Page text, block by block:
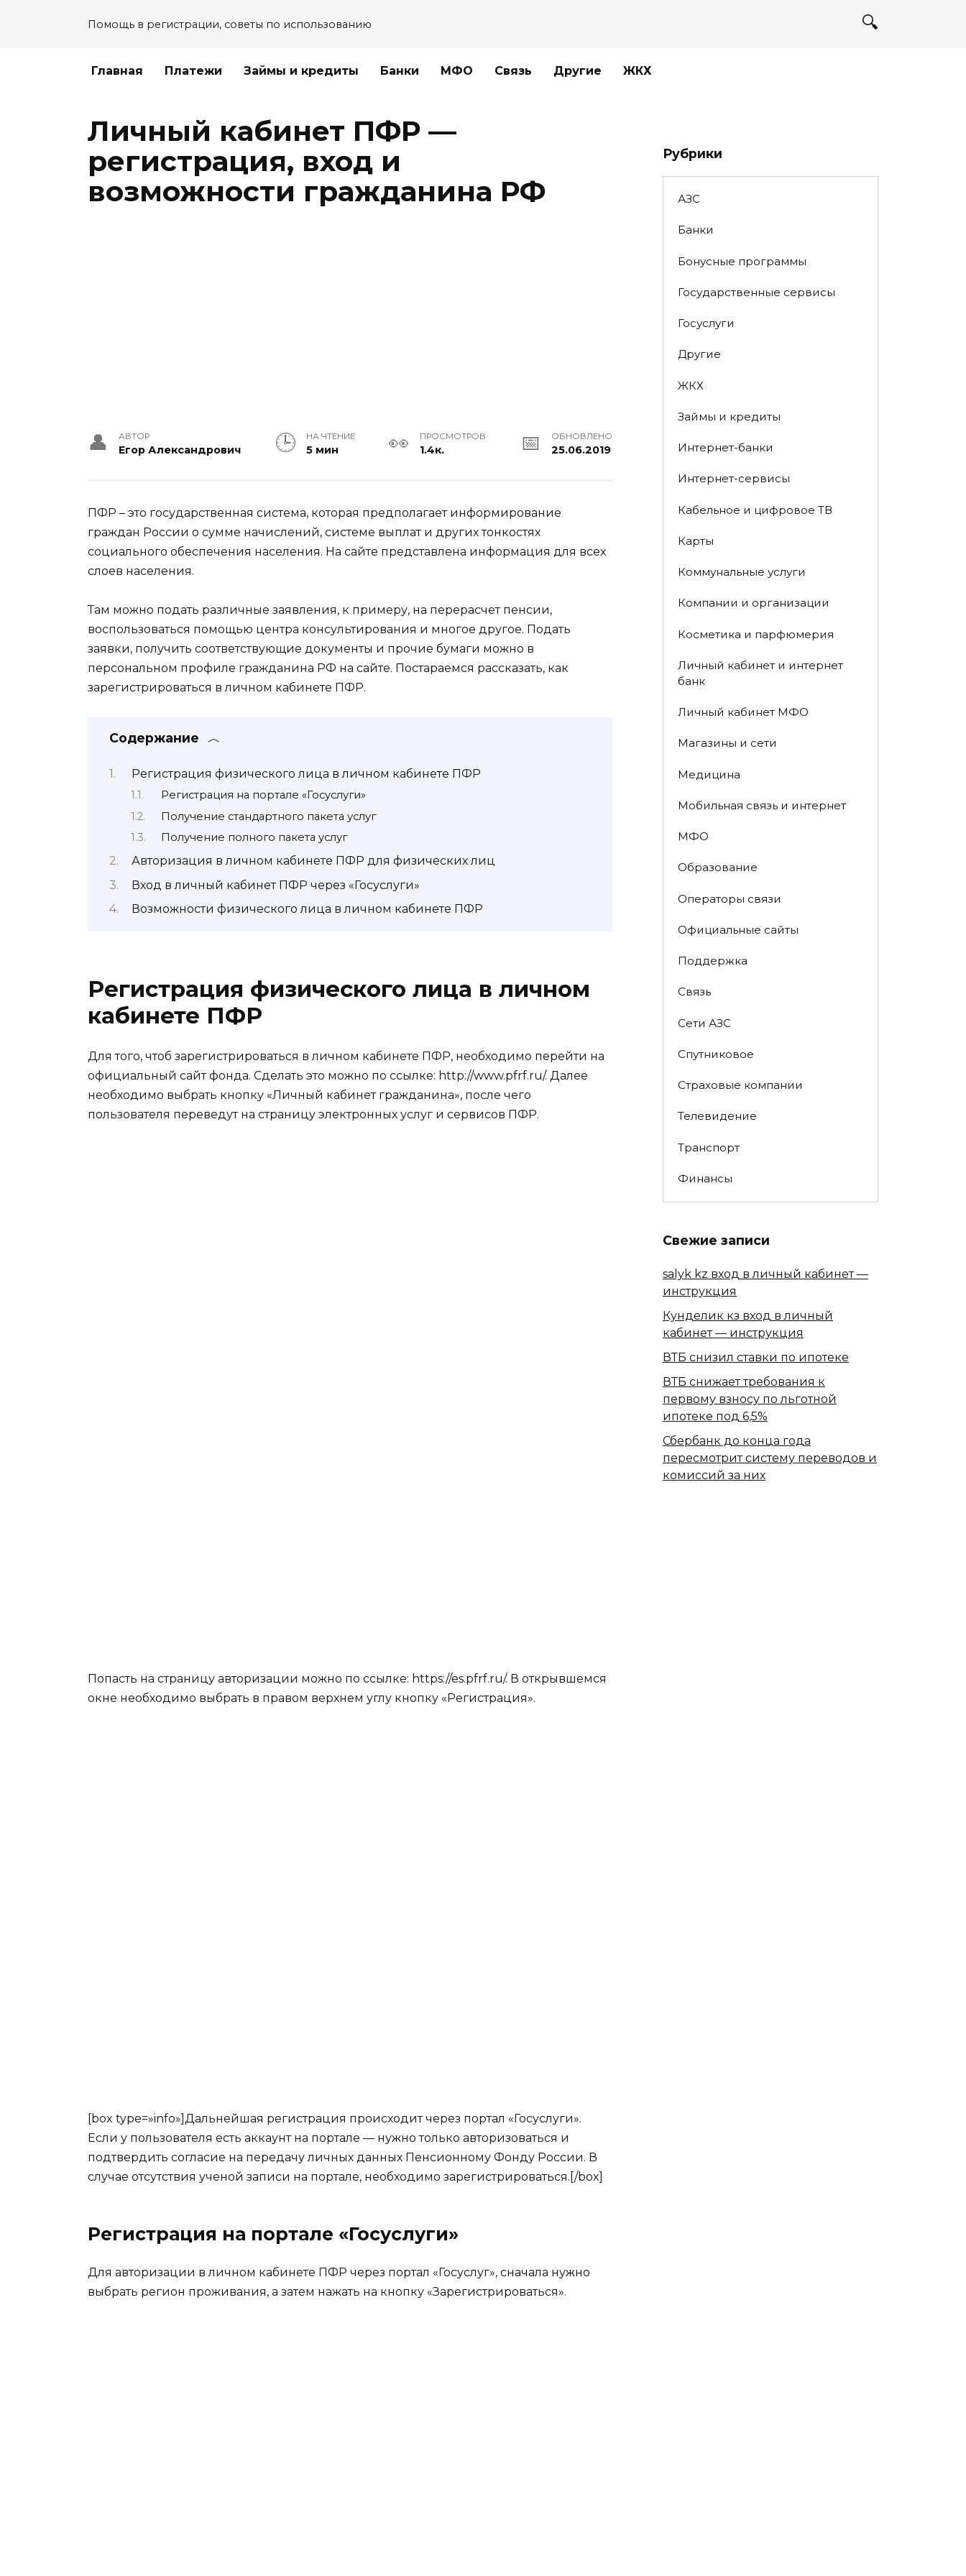
Помощь в регистрации, советы по использованию
Главная Платежи Займы и кредиты Банки МФО Связь Другие ЖКХ
Личный кабинет ПФР —
регистрация, вход и
возможности гражданина РФ
АВТОР
Егор Александрович
НА ЧТЕНИЕ
5 мин
ПРОСМОТРОВ
1.4к.
ОБНОВЛЕНО
25.06.2019
ПФР – это государственная система, которая предполагает информирование
граждан России о сумме начислений, системе выплат и других тонкостях
социального обеспечения населения. На сайте представлена информация для всех
слоев населения.
Там можно подать различные заявления, к примеру, на перерасчет пенсии,
воспользоваться помощью центра консультирования и многое другое. Подать
заявки, получить соответствующие документы и прочие бумаги можно в
персональном профиле гражданина РФ на сайте. Постараемся рассказать, как
зарегистрироваться в личном кабинете ПФР.
Содержание
Регистрация физического лица в личном кабинете ПФР
Регистрация на портале «Госуслуги»
Получение стандартного пакета услуг
Получение полного пакета услуг
Авторизация в личном кабинете ПФР для физических лиц
Вход в личный кабинет ПФР через «Госуслуги»
Возможности физического лица в личном кабинете ПФР
Регистрация физического лица в личном
кабинете ПФР
Для того, чтоб зарегистрироваться в личном кабинете ПФР, необходимо перейти на
официальный сайт фонда. Сделать это можно по ссылке: http://www.pfrf.ru/. Далее
необходимо выбрать кнопку «Личный кабинет гражданина», после чего
пользователя переведут на страницу электронных услуг и сервисов ПФР.
Попасть на страницу авторизации можно по ссылке: https://es.pfrf.ru/. В открывшемся
окне необходимо выбрать в правом верхнем углу кнопку «Регистрация».
[box type=»info»]Дальнейшая регистрация происходит через портал «Госуслуги».
Если у пользователя есть аккаунт на портале — нужно только авторизоваться и
подтвердить согласие на передачу личных данных Пенсионному Фонду России. В
случае отсутствия ученой записи на портале, необходимо зарегистрироваться.[/box]
Регистрация на портале «Госуслуги»
Для авторизации в личном кабинете ПФР через портал «Госуслуг», сначала нужно
выбрать регион проживания, а затем нажать на кнопку «Зарегистрироваться».
Рубрики
АЗС
Банки
Бонусные программы
Государственные сервисы
Госуслуги
Другие
ЖКХ
Займы и кредиты
Интернет-банки
Интернет-сервисы
Кабельное и цифровое ТВ
Карты
Коммунальные услуги
Компании и организации
Косметика и парфюмерия
Личный кабинет и интернет
банк
Личный кабинет МФО
Магазины и сети
Медицина
Мобильная связь и интернет
МФО
Образование
Операторы связи
Официальные сайты
Поддержка
Связь
Сети АЗС
Спутниковое
Страховые компании
Телевидение
Транспорт
Финансы
Свежие записи
salyk kz вход в личный кабинет —
инструкция
Кунделик кз вход в личный
кабинет — инструкция
ВТБ снизил ставки по ипотеке
ВТБ снижает требования к
первому взносу по льготной
ипотеке под 6,5%
Сбербанк​ до конца года
пересмотрит систему переводов и
комиссий за них